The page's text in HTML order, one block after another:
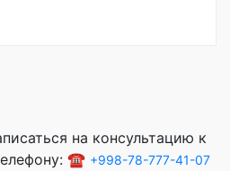
на консультацию к
☎️ +998-78-777-41-07